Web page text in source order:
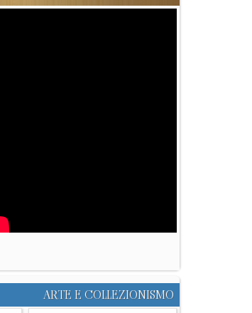
ARTE E COLLEZIONISMO